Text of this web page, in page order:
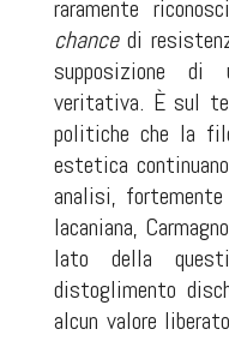
raramente
chancedi
supposizione
veritativa. È sul
politiche che la
estetica
analisi,
lacaniana,
lato della
distoglimento
alcun valore